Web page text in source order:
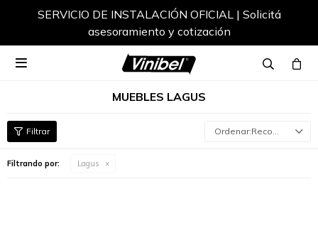
SERVICIO DE INSTALACIÓN OFICIAL | Solicitá
asesoramiento y cotización

MUEBLES LAGUS
Recomendados
Filtrando por: Lagus